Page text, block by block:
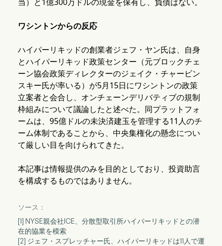
ワシントンからの反応
ハイパーリキッドの創業者ジェフ・ヤン氏は、自身
とハイパーリキッド政策センター（元ブロックチェ
ーン協会政策ディレクターのジェイク・チャービン
スキー氏が率いる）が5月15日にワシントンの政策
立案者と会合し、オンチェーンデリバティブの規制
枠組みについて議論したと述べた。同プラットフォ
ームは、95億ドルの未決済建玉を管理する11人のチ
ーム体制であることから、中央集権化の懸念につい
て厳しい目を向けられてきた。
本記事は情報提供のみを目的としており、投資助言
を構成するものではありません。
ソース：
[1] NYSE親会社ICE、分散型取引所ハイパーリキッドとの潜
在的協業を模索
[2] ジェフ・スプレッチャー氏、ハイパーリキッドは11人で運